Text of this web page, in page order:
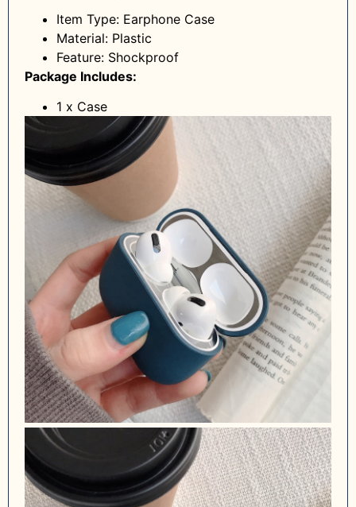
Item Type: Earphone Case
Material: Plastic
Feature: Shockproof
Package Includes:
1 x Case